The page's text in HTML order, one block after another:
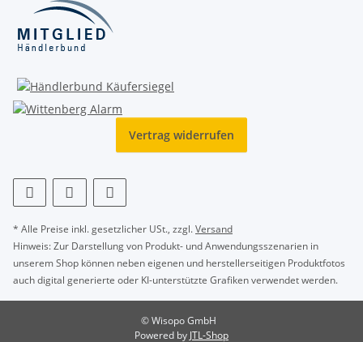
Vertrag widerrufen
* Alle Preise inkl. gesetzlicher USt., zzgl.Versand
Hinweis: Zur Darstellung von Produkt- und Anwendungsszenarien in
unserem Shop können neben eigenen und herstellerseitigen Produktfotos
auch digital generierte oder KI-unterstützte Grafiken verwendet werden.
© Wisopo GmbH
Powered by JTL-Shop